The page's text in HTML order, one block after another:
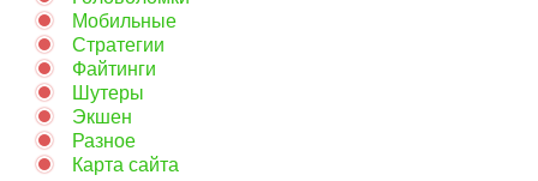
Мобильные
Стратегии
Файтинги
Шутеры
Экшен
Разное
Карта сайта